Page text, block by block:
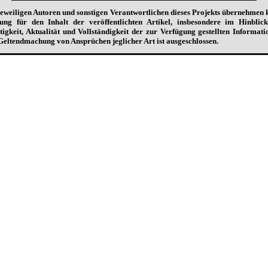
Autoren und sonstigen Verantwortlichen dieses Projekts übernehmen
für den Inhalt der veröffentlichten Artikel, insbesondere im
Aktualität und Vollständigkeit der zur Verfügung gestellten
von Ansprüchen jeglicher Art ist ausgeschlossen.